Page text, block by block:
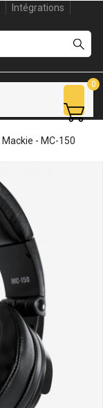
Intégrations
0
Mackie - MC-150